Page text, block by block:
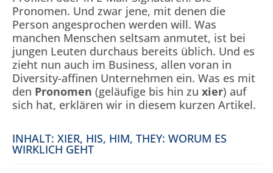
Pronomen. Und zwar jene, mit denen die
Person angesprochen werden will. Was
manchen Menschen seltsam anmutet, ist bei
jungen Leuten durchaus bereits üblich. Und es
zieht nun auch im Business, allen voran in
Diversity-affinen Unternehmen ein. Was es mit
den Pronomen (geläufige bis hin zu xier) auf
sich hat, erklären wir in diesem kurzen Artikel.
INHALT: XIER, HIS, HIM, THEY: WORUM ES
WIRKLICH GEHT